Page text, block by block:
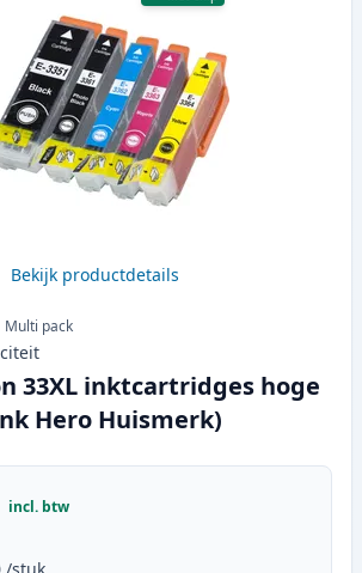
Bekijk productdetails
Multi pack
33XL inktcartridges hoge
Hero Huismerk)
incl. btw